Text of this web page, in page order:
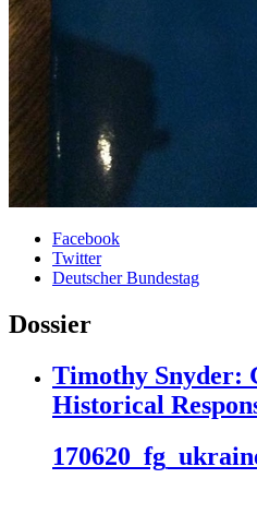
Facebook
Twitter
Deutscher Bundestag
Dossier
Timothy Snyder:
Historical